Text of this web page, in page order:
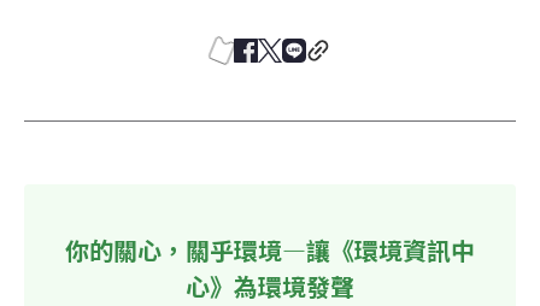
你的關心，關乎環境—讓《環境資訊中
心》為環境發聲